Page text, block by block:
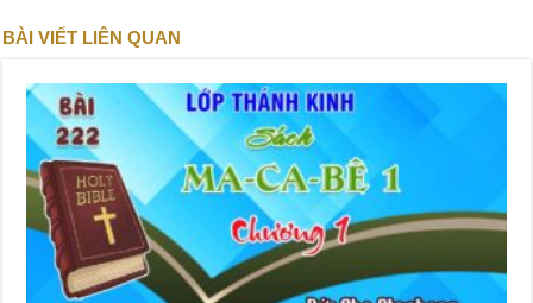
BÀI VIẾT LIÊN QUAN